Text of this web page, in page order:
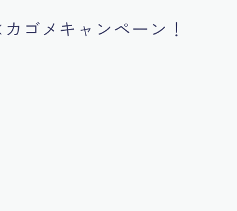
ゴメキャンペーン！